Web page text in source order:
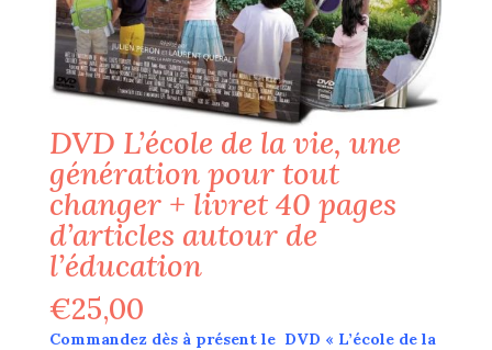
DVD L’école de la vie, une
génération pour tout
changer + livret 40 pages
d’articles autour de
l’éducation
€25,00
Commandez dès à présent le DVD « L’école de la